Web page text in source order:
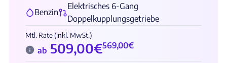
Benzin
Elektrisches 6-Gang
Doppelkupplungsgetriebe
Mtl. Rate (inkl. MwSt.)
ab 569,00€
509,00€